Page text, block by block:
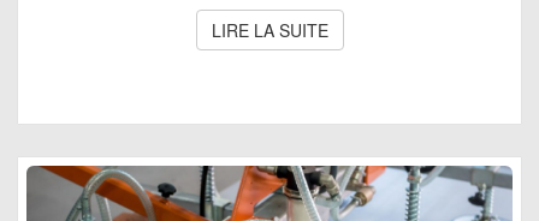
LIRE LA SUITELIRE LA SUITE